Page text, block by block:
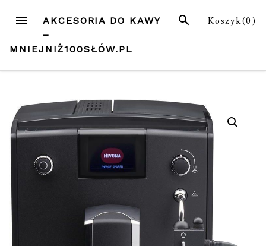
treści
MENU Koszyk(0)
SZUKAJ
AKCESORIA DO KAWY
–
MNIEJNIŻ100SŁÓW.PL